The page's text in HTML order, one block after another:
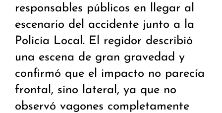
responsables públicos en llegar al
escenario del accidente junto a la
Policía Local. El regidor describió
una escena de gran gravedad y
confirmó que el impacto no parecía
frontal, sino lateral, ya que no
observó vagones completamente